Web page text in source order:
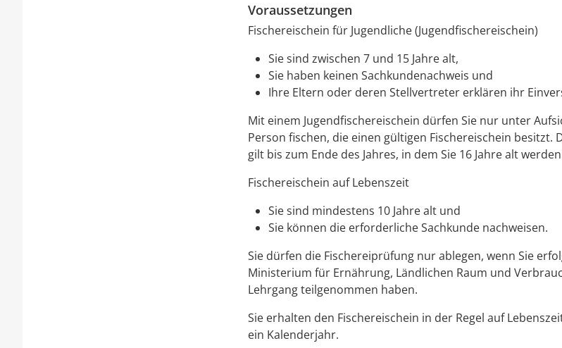
Voraussetzungen
Fischereischein für Jugendliche (Jugendfischereischein)
Sie sind zwischen 7 und 15 Jahre alt,
Sie haben keinen Sachkundenachweis und
Ihre Eltern oder deren Stellvertreter erklären ihr
Mit einem Jugendfischereischein dürfen Sie nur unter
Person fischen, die einen gültigen Fischereischein besitzt.
gilt bis zum Ende des Jahres, in dem Sie 16 Jahre alt
Fischereischein auf Lebenszeit
Sie sind mindestens 10 Jahre alt und
Sie können die erforderliche Sachkunde nachweisen.
Sie dürfen die Fischereiprüfung nur ablegen, wenn Sie
Ministerium für Ernährung, Ländlichen Raum und
Lehrgang teilgenommen haben.
Sie erhalten den Fischereischein in der Regel auf
ein Kalenderjahr.